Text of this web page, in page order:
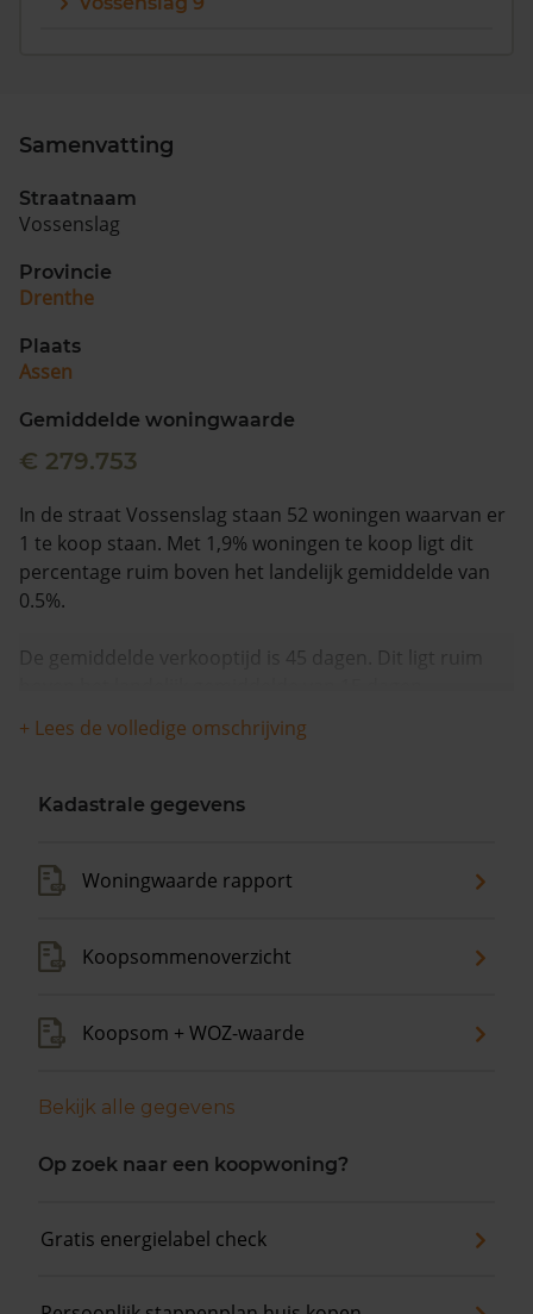
Samenvatting
Straatnaam
Vossenslag
Provincie
Drenthe
Plaats
Assen
Gemiddelde woningwaarde
€ 279.753
In de straat Vossenslag staan 52 woningen waarvan er
1 te koop staan. Met 1,9% woningen te koop ligt dit
percentage ruim boven het landelijk gemiddelde van
0.5%.
De gemiddelde verkooptijd is 45 dagen. Dit ligt ruim
De gemiddelde huizenprijs is €219.000. De gemiddelde
de gemiddelde woningwaarde met 12,9% gestegen.
+ Lees de volledige omschrijving
Kadastrale gegevens
Woningwaarde rapport
Koopsommenoverzicht
Koopsom + WOZ-waarde
Bekijk alle gegevens
Op zoek naar een koopwoning?
Gratis energielabel check